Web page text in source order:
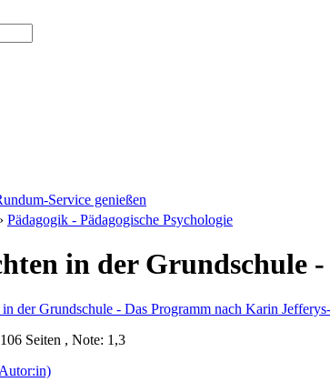
Service genießen
› Pädagogik - Pädagogische Psychologie
in der Grundschule
Seiten , Note: 1,3